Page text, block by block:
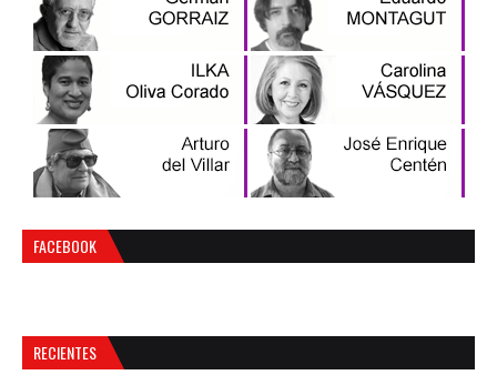
FACEBOOK
RECIENTES